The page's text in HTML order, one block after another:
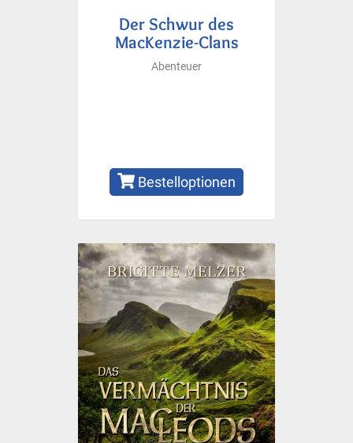
Der Schwur des
MacKenzie-Clans
Abenteuer
Bestelloptionen